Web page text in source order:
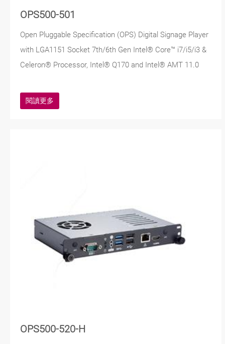
OPS500-501
Open Pluggable Specification (OPS) Digital Signage Player
with LGA1151 Socket 7th/6th Gen Intel® Core™ i7/i5/i3 &
Celeron® Processor, Intel® Q170 and Intel® AMT 11.0
閱讀更多
OPS500-520-H